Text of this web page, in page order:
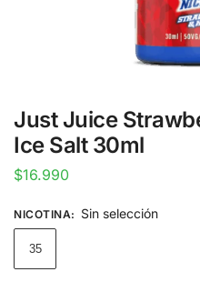
Just Juice
Ice Salt 30ml
$16.990
NICOTINA: Sin selección
35